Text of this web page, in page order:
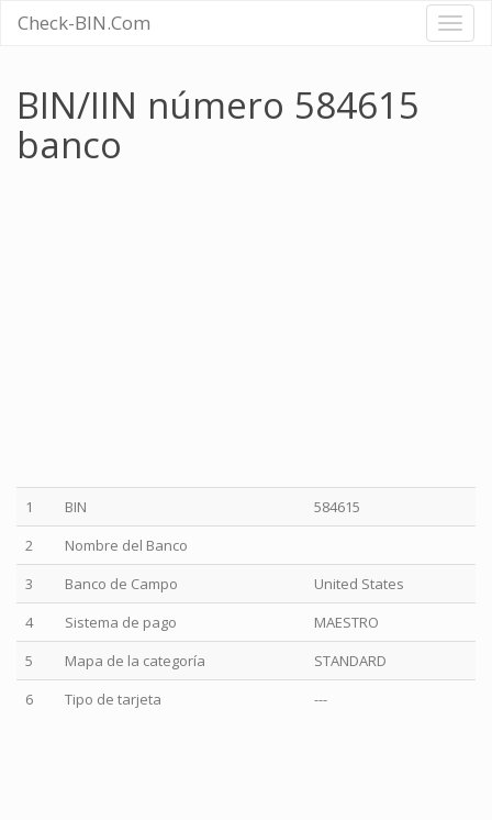
Toggle
Check-BIN.Com
BIN/IIN número 584615
banco
1 BIN
584615
2
Nombre del Banco
3
Banco de Campo
United States
4
Sistema de pago
MAESTRO
5
Mapa de la categoría
STANDARD
6
Tipo de tarjeta ---